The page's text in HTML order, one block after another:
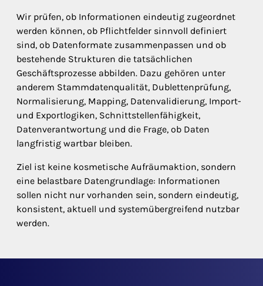
Wir prüfen, ob Informationen eindeutig zugeordnet
werden können, ob Pflichtfelder sinnvoll definiert
sind, ob Datenformate zusammenpassen und ob
bestehende Strukturen die tatsächlichen
Geschäftsprozesse abbilden. Dazu gehören unter
anderem Stammdatenqualität, Dublettenprüfung,
Normalisierung, Mapping, Datenvalidierung, Import-
und Exportlogiken, Schnittstellenfähigkeit,
Datenverantwortung und die Frage, ob Daten
langfristig wartbar bleiben.
Ziel ist keine kosmetische Aufräumaktion, sondern
eine belastbare Datengrundlage: Informationen
sollen nicht nur vorhanden sein, sondern eindeutig,
konsistent, aktuell und systemübergreifend nutzbar
werden.